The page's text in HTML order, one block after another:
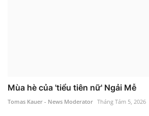
Mùa hè của 'tiểu tiên nữ' Ngải Mễ
Tomas Kauer - News Moderator Tháng Tám 5, 2026